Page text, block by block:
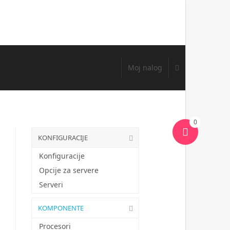
0
Moj nalog
KONFIGURACIJE
Konfiguracije
Opcije za servere
Serveri
KOMPONENTE
Procesori